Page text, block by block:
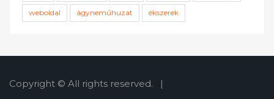
weboldal ágyneműhuzat ékszerek
Copyright © All rights reserved. |